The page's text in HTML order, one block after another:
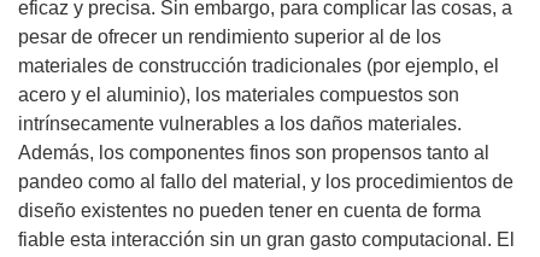
eficaz y precisa. Sin embargo, para complicar las cosas, a
pesar de ofrecer un rendimiento superior al de los
materiales de construcción tradicionales (por ejemplo, el
acero y el aluminio), los materiales compuestos son
intrínsecamente vulnerables a los daños materiales.
Además, los componentes finos son propensos tanto al
pandeo como al fallo del material, y los procedimientos de
diseño existentes no pueden tener en cuenta de forma
fiable esta interacción sin un gran gasto computacional. El